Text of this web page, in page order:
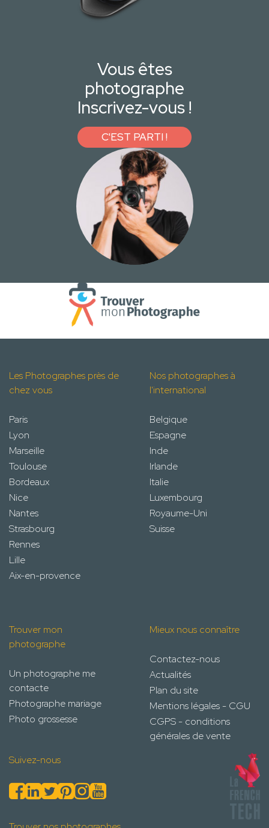
Vous êtes
photographe
Inscrivez-vous !
C'EST PARTI !
Les Photographes près de
chez vous
Paris
Lyon
Marseille
Toulouse
Bordeaux
Nice
Nantes
Strasbourg
Rennes
Lille
Aix-en-provence
Nos photographes à
l'international
Belgique
Espagne
Inde
Irlande
Italie
Luxembourg
Royaume-Uni
Suisse
Trouver mon
photographe
Un photographe me
contacte
Photographe mariage
Photo grossesse
Mieux nous connaître
Contactez-nous
Actualités
Plan du site
Mentions légales - CGU
CGPS - conditions
générales de vente
Suivez-nous